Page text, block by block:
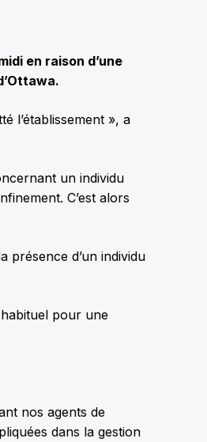
en raison d’une
l’établissement », a
un individu
C’est alors
présence d’un individu
pour une
nos agents de
dans la gestion